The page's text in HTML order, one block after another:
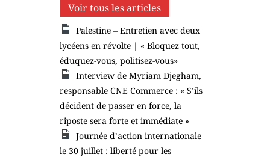
Voir tous les articles
Palestine – Entretien avec deux
lycéens en révolte | « Bloquez tout,
éduquez-vous, politisez-vous»
Interview de Myriam Djegham,
responsable CNE Commerce : « S’ils
décident de passer en force, la
riposte sera forte et immédiate »
Journée d’action internationale
le 30 juillet : liberté pour les